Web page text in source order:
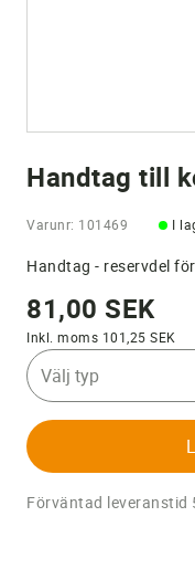
Handtag till
Varunr: 101469 I
Handtag - reservdel
81,00 SEK
Inkl. moms 101,25 SEK
Välj typ
Förväntad leveranstid